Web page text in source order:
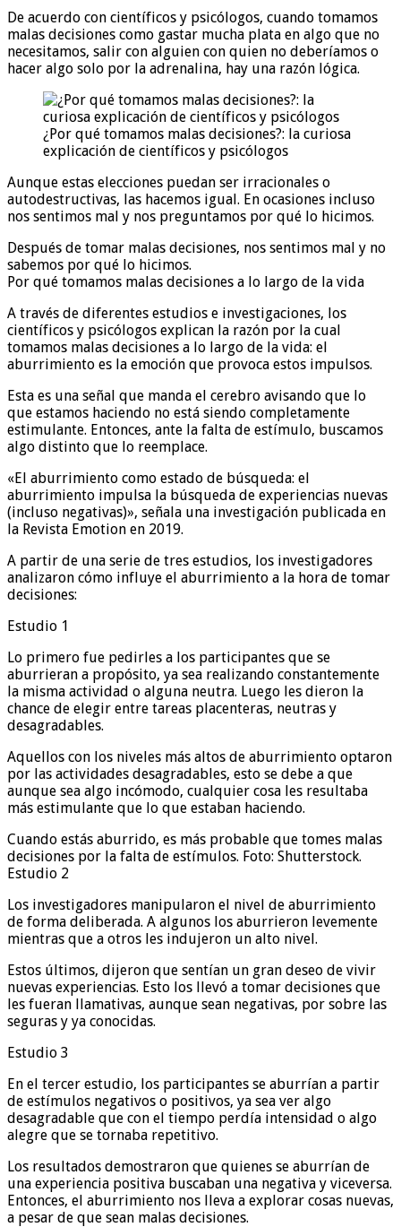
De acuerdo con científicos y psicólogos, cuando tomamos
malas decisiones como gastar mucha plata en algo que no
necesitamos, salir con alguien con quien no deberíamos o
hacer algo solo por la adrenalina, hay una razón lógica.
¿Por qué tomamos malas decisiones?: la curiosa
explicación de científicos y psicólogos
Aunque estas elecciones puedan ser irracionales o
autodestructivas, las hacemos igual. En ocasiones incluso
nos sentimos mal y nos preguntamos por qué lo hicimos.
Después de tomar malas decisiones, nos sentimos mal y no
sabemos por qué lo hicimos.
Por qué tomamos malas decisiones a lo largo de la vida
A través de diferentes estudios e investigaciones, los
científicos y psicólogos explican la razón por la cual
tomamos malas decisiones a lo largo de la vida: el
aburrimiento es la emoción que provoca estos impulsos.
Esta es una señal que manda el cerebro avisando que lo
que estamos haciendo no está siendo completamente
estimulante. Entonces, ante la falta de estímulo, buscamos
algo distinto que lo reemplace.
«El aburrimiento como estado de búsqueda: el
aburrimiento impulsa la búsqueda de experiencias nuevas
(incluso negativas)», señala una investigación publicada en
la Revista Emotion en 2019.
A partir de una serie de tres estudios, los investigadores
analizaron cómo influye el aburrimiento a la hora de tomar
decisiones:
Estudio 1
Lo primero fue pedirles a los participantes que se
aburrieran a propósito, ya sea realizando constantemente
la misma actividad o alguna neutra. Luego les dieron la
chance de elegir entre tareas placenteras, neutras y
desagradables.
Aquellos con los niveles más altos de aburrimiento optaron
por las actividades desagradables, esto se debe a que
aunque sea algo incómodo, cualquier cosa les resultaba
más estimulante que lo que estaban haciendo.
Cuando estás aburrido, es más probable que tomes malas
decisiones por la falta de estímulos. Foto: Shutterstock.
Estudio 2
Los investigadores manipularon el nivel de aburrimiento
de forma deliberada. A algunos los aburrieron levemente
mientras que a otros les indujeron un alto nivel.
Estos últimos, dijeron que sentían un gran deseo de vivir
nuevas experiencias. Esto los llevó a tomar decisiones que
les fueran llamativas, aunque sean negativas, por sobre las
seguras y ya conocidas.
Estudio 3
En el tercer estudio, los participantes se aburrían a partir
de estímulos negativos o positivos, ya sea ver algo
desagradable que con el tiempo perdía intensidad o algo
alegre que se tornaba repetitivo.
Los resultados demostraron que quienes se aburrían de
una experiencia positiva buscaban una negativa y viceversa.
Entonces, el aburrimiento nos lleva a explorar cosas nuevas,
a pesar de que sean malas decisiones.